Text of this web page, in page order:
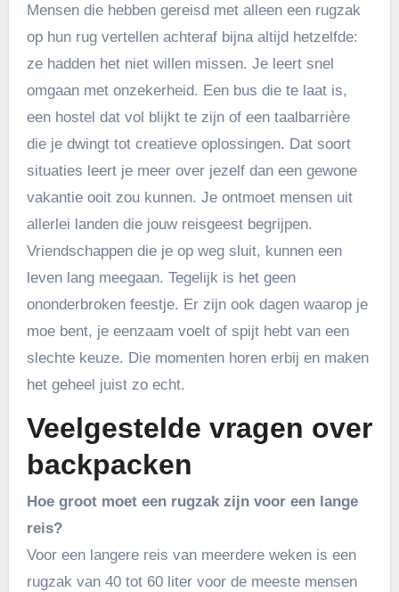
Mensen die hebben gereisd met alleen een rugzak
op hun rug vertellen achteraf bijna altijd hetzelfde:
ze hadden het niet willen missen. Je leert snel
omgaan met onzekerheid. Een bus die te laat is,
een hostel dat vol blijkt te zijn of een taalbarrière
die je dwingt tot creatieve oplossingen. Dat soort
situaties leert je meer over jezelf dan een gewone
vakantie ooit zou kunnen. Je ontmoet mensen uit
allerlei landen die jouw reisgeest begrijpen.
Vriendschappen die je op weg sluit, kunnen een
leven lang meegaan. Tegelijk is het geen
ononderbroken feestje. Er zijn ook dagen waarop je
moe bent, je eenzaam voelt of spijt hebt van een
slechte keuze. Die momenten horen erbij en maken
het geheel juist zo echt.
Veelgestelde vragen over
backpacken
Hoe groot moet een rugzak zijn voor een lange
reis?
Voor een langere reis van meerdere weken is een
rugzak van 40 tot 60 liter voor de meeste mensen